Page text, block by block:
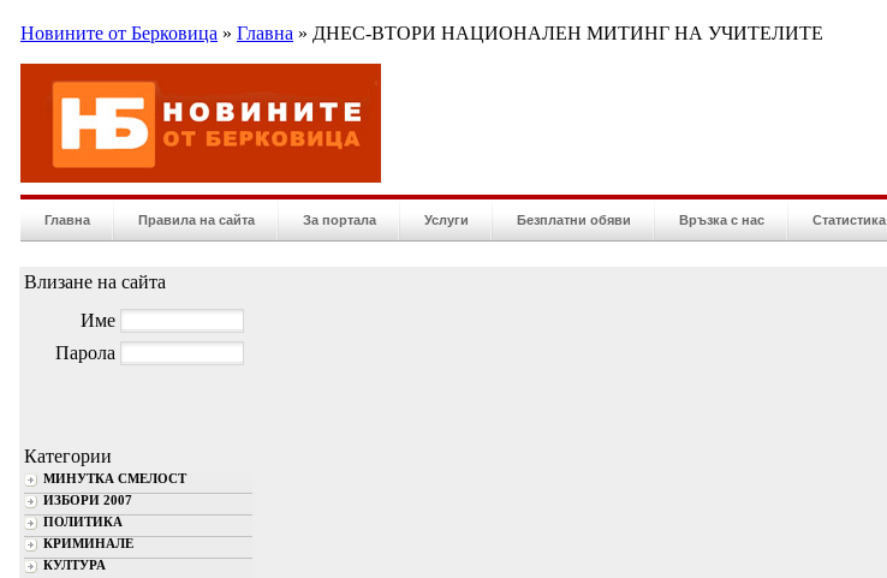
Новините от Берковица » Главна » ДНЕС-ВТОРИ НАЦИОНАЛЕН МИТИНГ НА УЧИТЕЛИТЕ
Главна Правила на сайта За портала Услуги Безплатни обяви Връзка с нас Статистика
Влизане на сайта
Име
Парола
Категории
МИНУТКА СМЕЛОСТ
ИЗБОРИ 2007
ПОЛИТИКА
КРИМИНАЛЕ
КУЛТУРА